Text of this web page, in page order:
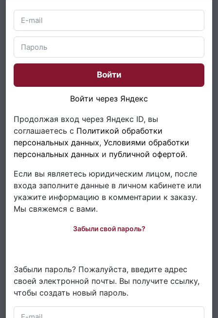
Войти
Войти через Яндекс
Продолжая вход через Яндекс ID, вы
соглашаетесь с Политикой обработки
персональных данных, Условиями обработки
персональных данных и публичной офертой.
Если вы являетесь юридическим лицом, после
входа заполните данные в личном кабинете или
укажите информацию в комментарии к заказу.
Мы свяжемся с вами.
Забыли свой пароль?
Забыли пароль? Пожалуйста, введите адрес
своей электронной почты. Вы получите ссылку,
чтобы создать новый пароль.